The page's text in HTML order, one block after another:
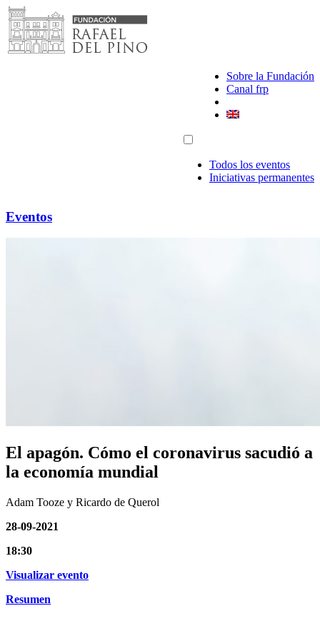
Saltar
al
contenido
Sobre la Fundación
Canal frp
Todos los eventos
Iniciativas permanentes
Eventos
El apagón. Cómo el coronavirus sacudió a
la economía mundial
Adam Tooze y Ricardo de Querol
28-09-2021
18:30
Visualizar evento
Resumen